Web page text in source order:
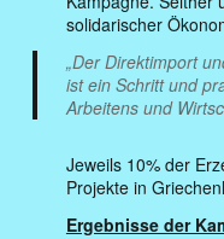
solidarischer
„Der Direktimport
ist ein Schritt und
Arbeitens und
Jeweils 10% der
Projekte in
Ergebnisse der